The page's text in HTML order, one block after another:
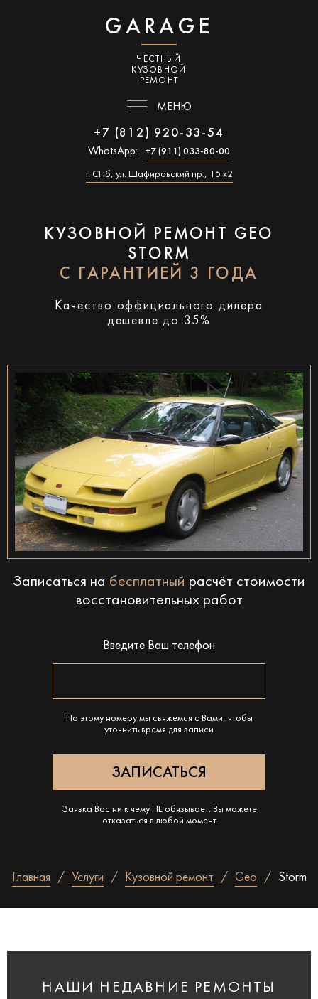
GARAGE
ЧЕСТНЫЙ
КУЗОВНОЙ
РЕМОНТ
МЕНЮ
+7 (812) 920-33-54
WhatsApp: +7 (911) 033-80-00
г. СПб, ул. Шафировский пр., 15 к2
КУЗОВНОЙ РЕМОНТ GEO
STORM
С ГАРАНТИЕЙ 3 ГОДА
Качество оффициального дилера
дешевле до 35%
Записаться на бесплатный расчёт стоимости
восстановительных работ
Введите Ваш телефон
По этому номеру мы свяжемся с Вами, чтобы
уточнить время для записи
Заявка Вас ни к чему НЕ обязывает. Вы можете
отказаться в любой момент
Главная Услуги Кузовной ремонт Geo Storm
НАШИ НЕДАВНИЕ РЕМОНТЫ